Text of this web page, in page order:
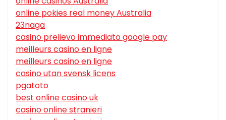
online pokies real money Australia
23naga
casino prelievo immediato google pay
meilleurs casino en ligne
meilleurs casino en ligne
casino utan svensk licens
pgatoto
best online casino uk
casino online stranieri